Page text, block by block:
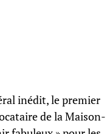
inédit, le premier
de la Maison-